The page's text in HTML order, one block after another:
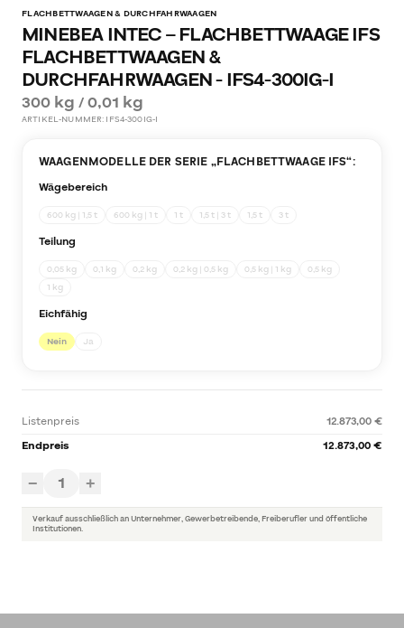
FLACHBETTWAAGEN & DURCHFAHRWAAGEN
MINEBEA INTEC – FLACHBETTWAAGE IFS
FLACHBETTWAAGEN &
DURCHFAHRWAAGEN - IFS4-300IG-I
300 kg / 0,01 kg
ARTIKEL-NUMMER: IFS4-300IG-I
WAAGENMODELLE DER SERIE „FLACHBETTWAAGE IFS“:
Wägebereich
600 kg | 1,5 t 600 kg | 1 t 1 t 1,5 t | 3 t 1,5 t 3 t
Teilung
0,05 kg 0,1 kg 0,2 kg 0,2 kg | 0,5 kg 0,5 kg | 1 kg
0,5 kg
1 kg
Eichfähig
Nein Ja
Listenpreis
12.873,00 €
Endpreis
12.873,00 €
− 1 +
Verkauf ausschließlich an Unternehmer, Gewerbetreibende, Freiberufler und öffentliche
Institutionen.